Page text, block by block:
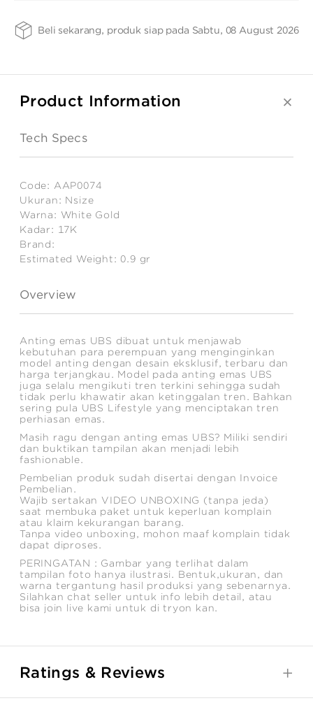
SHOPPING CART
SIZE -
NSIZE
FINISHING
-SPPTH
PURITY
-75
Beli sekarang, produk siap pada Sabtu, 08 August 2026
Product Information
Tech Specs
Code: AAP0074
Ukuran: Nsize
Warna: White Gold
Kadar: 17K
Brand:
Estimated Weight:0.9 gr
Overview
Anting emas UBS dibuat untuk menjawab
kebutuhan para perempuan yang menginginkan
model anting dengan desain eksklusif, terbaru dan
harga terjangkau. Model pada anting emas UBS
juga selalu mengikuti tren terkini sehingga sudah
tidak perlu khawatir akan ketinggalan tren. Bahkan
sering pula UBS Lifestyle yang menciptakan tren
perhiasan emas.
Masih ragu dengan anting emas UBS? Miliki sendiri
dan buktikan tampilan akan menjadi lebih
fashionable.
Pembelian produk sudah disertai dengan Invoice
Pembelian.
Wajib sertakan VIDEO UNBOXING (tanpa jeda)
saat membuka paket untuk keperluan komplain
atau klaim kekurangan barang.
Tanpa video unboxing, mohon maaf komplain tidak
dapat diproses.
PERINGATAN : Gambar yang terlihat dalam
tampilan foto hanya ilustrasi. Bentuk,ukuran, dan
warna tergantung hasil produksi yang sebenarnya.
Silahkan chat seller untuk info lebih detail, atau
bisa join live kami untuk di tryon kan.
Ratings & Reviews